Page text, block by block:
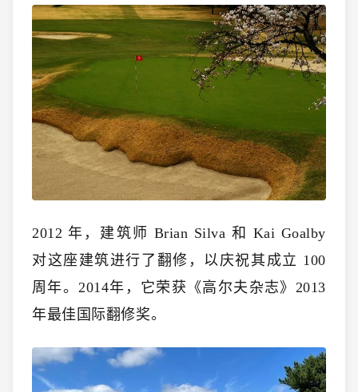
2012 年，建筑师 Brian Silva 和 Kai Goalby
对这座建筑进行了翻修，以庆祝其成立 100
周年。2014年，它荣获《高尔夫杂志》2013
年最佳国际翻修奖。